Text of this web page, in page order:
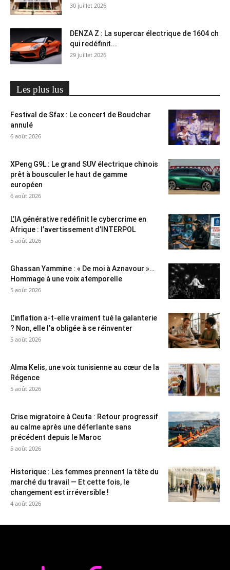
30 juillet 2026
DENZA Z : La supercar électrique de 1604 ch
qui redéfinit...
29 juillet 2026
Les plus lus
Festival de Sfax : Le concert de Boudchar
annulé
6 août 2026
XPeng G9L : Le grand SUV électrique chinois
prêt à bousculer le haut de gamme
européen
6 août 2026
L’IA générative redéfinit le cybercrime en
Afrique : l’avertissement d’INTERPOL
5 août 2026
Ghassan Yammine : « De moi à Aznavour »…
Hommage à une voix atemporelle
5 août 2026
L’inflation a-t-elle vraiment tué la galanterie
? Non, elle l’a obligée à se réinventer
5 août 2026
Alma Kelis, une voix tunisienne au cœur de la
Régence
5 août 2026
Crise migratoire à Ceuta : Retour progressif
au calme après une déferlante sans
précédent depuis le Maroc
5 août 2026
Historique : Les femmes prennent la tête du
marché du travail — Et cette fois, le
changement est irréversible !
4 août 2026